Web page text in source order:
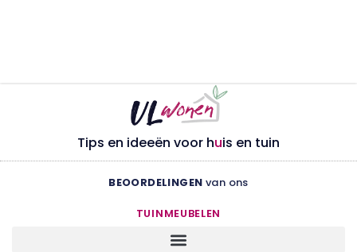
Tips en ideeën voor huis en tuin
BEOORDELINGEN van ons
TUINMEUBELEN